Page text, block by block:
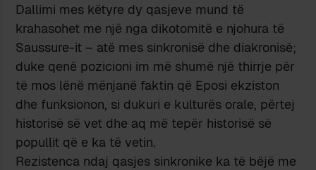
Dallimi mes këtyre dy qasjeve mund të
krahasohet me një nga dikotomitë e njohura të
Saussure-it – atë mes sinkronisë dhe diakronisë;
duke qenë pozicioni im më shumë një thirrje për
të mos lënë mënjanë faktin që Eposi ekziston
dhe funksionon, si dukuri e kulturës orale, përtej
historisë së vet dhe aq më tepër historisë së
popullit që e ka të vetin.
Rezistenca ndaj qasjes sinkronike ka të bëjë me